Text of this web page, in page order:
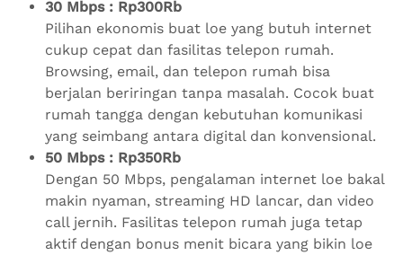
30 Mbps : Rp300Rb
Pilihan ekonomis buat loe yang butuh internet
cukup cepat dan fasilitas telepon rumah.
Browsing, email, dan telepon rumah bisa
berjalan beriringan tanpa masalah. Cocok buat
rumah tangga dengan kebutuhan komunikasi
yang seimbang antara digital dan konvensional.
50 Mbps : Rp350Rb
Dengan 50 Mbps, pengalaman internet loe bakal
makin nyaman, streaming HD lancar, dan video
call jernih. Fasilitas telepon rumah juga tetap
aktif dengan bonus menit bicara yang bikin loe